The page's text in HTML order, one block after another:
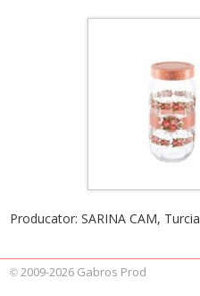
Producator: SARINA CAM, Turcia
©2009-2026 Gabros Prod